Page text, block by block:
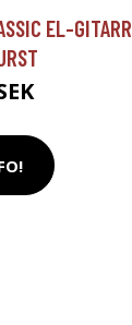
EL-GITARR